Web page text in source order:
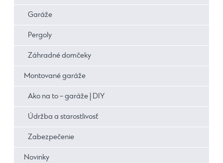
Garáže
Pergoly
Záhradné domčeky
Montované garáže
Ako na to – garáže | DIY
Údržba a starostlivosť
Zabezpečenie
Novinky